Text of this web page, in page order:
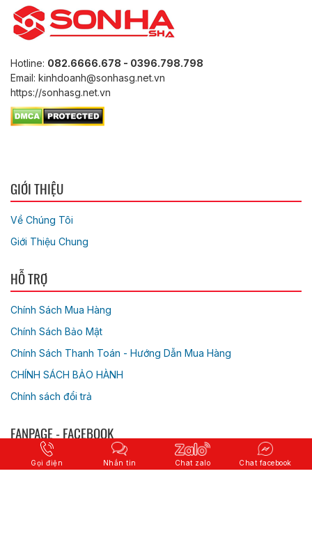
Hotline: 082.6666.678 - 0396.798.798
Email: kinhdoanh@sonhasg.net.vn
https://sonhasg.net.vn
GIỚI THIỆU
Về Chúng Tôi
Giới Thiệu Chung
HỖ TRỢ
Chính Sách Mua Hàng
Chính Sách Bảo Mật
Chính Sách Thanh Toán - Hướng Dẫn Mua Hàng
CHÍNH SÁCH BẢO HÀNH
Chính sách đổi trả
FANPAGE - FACEBOOK
Gọi điện Nhắn tin Chat zalo Chat facebook